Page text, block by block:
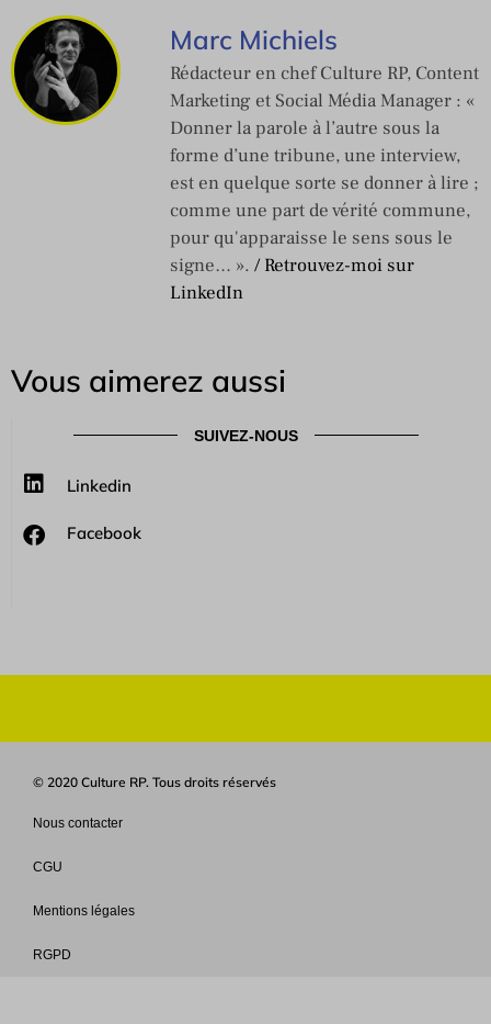
Marc Michiels
Rédacteur en chef Culture RP, Content
Marketing et Social Média Manager : «
Donner la parole à l’autre sous la
forme d’une tribune, une interview,
est en quelque sorte se donner à lire ;
comme une part de vérité commune,
pour qu'apparaisse le sens sous le
signe… ». / Retrouvez-moi sur
LinkedIn
Vous aimerez aussi
SUIVEZ-NOUS
Linkedin
Facebook
© 2020 Culture RP. Tous droits réservés
Nous contacter
CGU
Mentions légales
RGPD